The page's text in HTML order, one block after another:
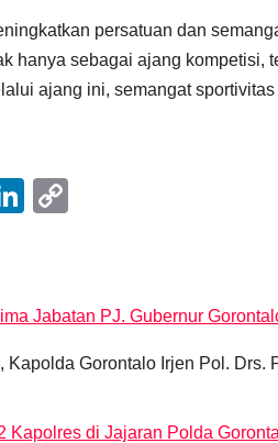
persatuan dan
hanya sebagai ajang
ajang ini, semangat
Li
e
dI
n
y
Li
n
Jabatan PJ. Gubernur
Gorontalo Irjen Pol.
Kapolres di Jajaran Polda